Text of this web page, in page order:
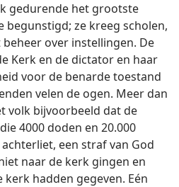
gedurende het grootste
begunstigd; ze kreeg scholen,
over instellingen. De
Kerk en de dictator en haar
voor de benarde toestand
velen de ogen. Meer dan
volk bijvoorbeeld dat de
4000 doden en 20.000
een straf van God
naar de kerk gingen en
hadden gegeven. Eén